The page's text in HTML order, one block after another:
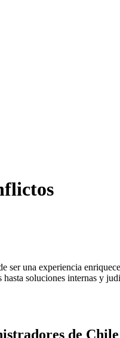
ser una experiencia
hasta soluciones internas y
de Chile